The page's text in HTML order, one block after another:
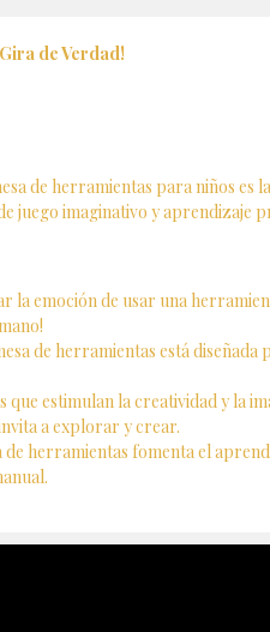
de Verdad!
de herramientas para niños es
juego imaginativo y aprendizaje
la emoción de usar una
de herramientas está diseñada
estimulan la creatividad y la
a explorar y crear.
herramientas fomenta el